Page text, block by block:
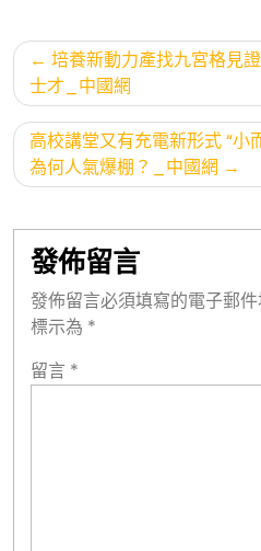
文
章
導
覽
培養新動力產找九宮格見
士才_中國網
高校講堂又有充電新形式 “
為何人氣爆棚？_中國網
發佈留言
發佈留言必須填寫的電子郵
標示為 *
留言 *